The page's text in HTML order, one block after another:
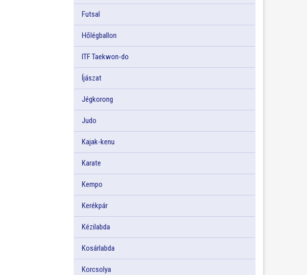
Futsal
Hőlégballon
ITF Taekwon-do
Íjászat
Jégkorong
Judo
Kajak-kenu
Karate
Kempo
Kerékpár
Kézilabda
Kosárlabda
Korcsolya